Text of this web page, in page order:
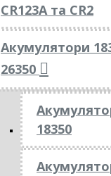
CR123A та CR2
Акумулятори
26350
18350